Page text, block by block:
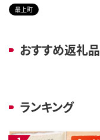
最上町
おすすめ返礼品
ランキング